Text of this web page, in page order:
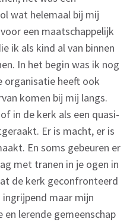
wat helemaal bij mij
een maatschappelijk
ik als kind al van binnen
In het begin was ik nog
organisatie heeft ook
komen bij mij langs.
in de kerk als een quasi-
Er is macht, er is
En soms gebeuren er
met tranen in je ogen in
de kerk geconfronteerd
maar mijn
lerende gemeenschap